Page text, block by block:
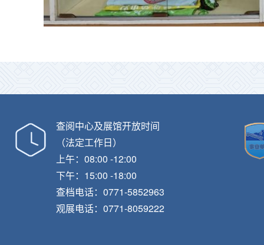
查阅中心及展馆开放时间
（法定工作日）
上午：08:00 -12:00
下午：15:00 -18:00
查档电话：0771-5852963
观展电话：0771-8059222